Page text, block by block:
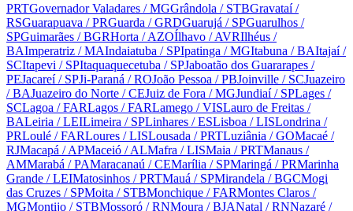
PRTGovernador Valadares / MGGrândola / STBGravataí/
RSGuarapuava / PRGuarda / GRDGuarujá / SPGuarulhos /
SPGuimarães / BGRHorta / AZOÍlhavo / AVRIlhéus /
BAImperatriz / MAIndaiatuba / SPIpatinga / MGItabuna / BAItajaí/
SCItapevi / SPItaquaquecetuba / SPJaboatão dos Guararapes /
PEJacareí/ SPJi-Paraná / ROJoão Pessoa / PBJoinville / SCJuazeiro
/ BAJuazeiro do Norte / CEJuiz de Fora / MGJundiaí/ SPLages /
SCLagoa / FARLagos / FARLamego / VISLauro de Freitas /
BALeiria / LEILimeira / SPLinhares / ESLisboa / LISLondrina /
PRLoulé / FARLoures / LISLousada / PRTLuziânia / GOMacaé /
RJMacapá / APMaceió / ALMafra / LISMaia / PRTManaus /
AMMarabá / PAMaracanaú / CEMarília / SPMaringá / PRMarinha
Grande / LEIMatosinhos / PRTMauá / SPMirandela / BGCMogi
das Cruzes / SPMoita / STBMonchique / FARMontes Claros /
MGMontijo / STBMossoró / RNMoura / BJANatal / RNNazaré /